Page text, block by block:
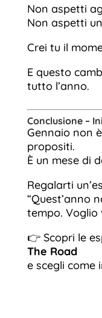
Non aspetti
Non aspetti
Crei tu il
E questo
tutto l’anno.
Conclusione –
Gennaio non
propositi.
È un mese di
Regalarti
“Quest’anno
tempo. Voglio
👉 Scopri le
The Road
e scegli come